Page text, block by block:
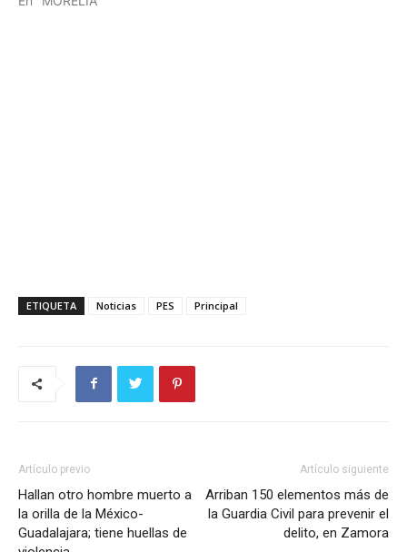
ETIQUETA Noticias PES Principal
Artículo previo
Hallan otro hombre muerto a
la orilla de la México-
Guadalajara; tiene huellas de
Artículo siguiente
Arriban 150 elementos más de
la Guardia Civil para prevenir el
delito, en Zamora